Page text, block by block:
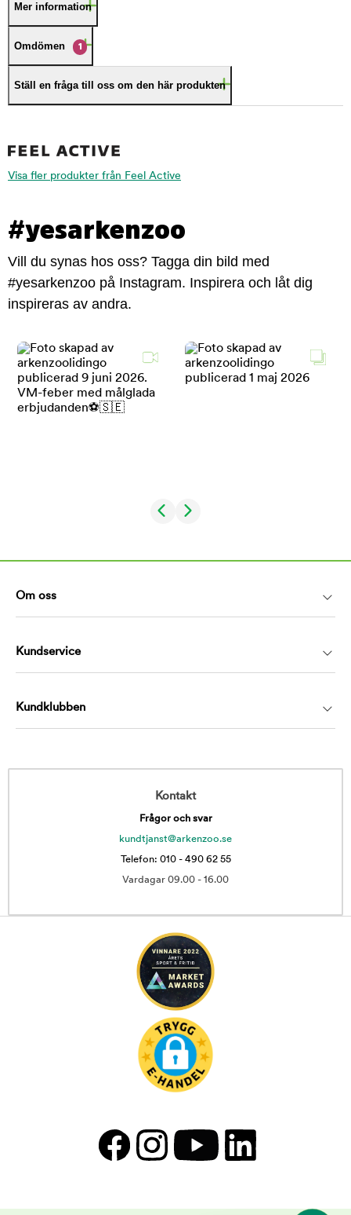
Mer information
Omdömen 1
Ställ en fråga till oss om den här produkten
Visa fler produkter från Feel Active
#yesarkenzoo
Vill du synas hos oss? Tagga din bild med
#yesarkenzoo på Instagram. Inspirera och låt dig
inspireras av andra.
Om oss
Kundservice
Kundklubben
Kontakt
Frågor och svar
kundtjanst@arkenzoo.se
Telefon: 010 - 490 62 55
Vardagar 09.00 - 16.00